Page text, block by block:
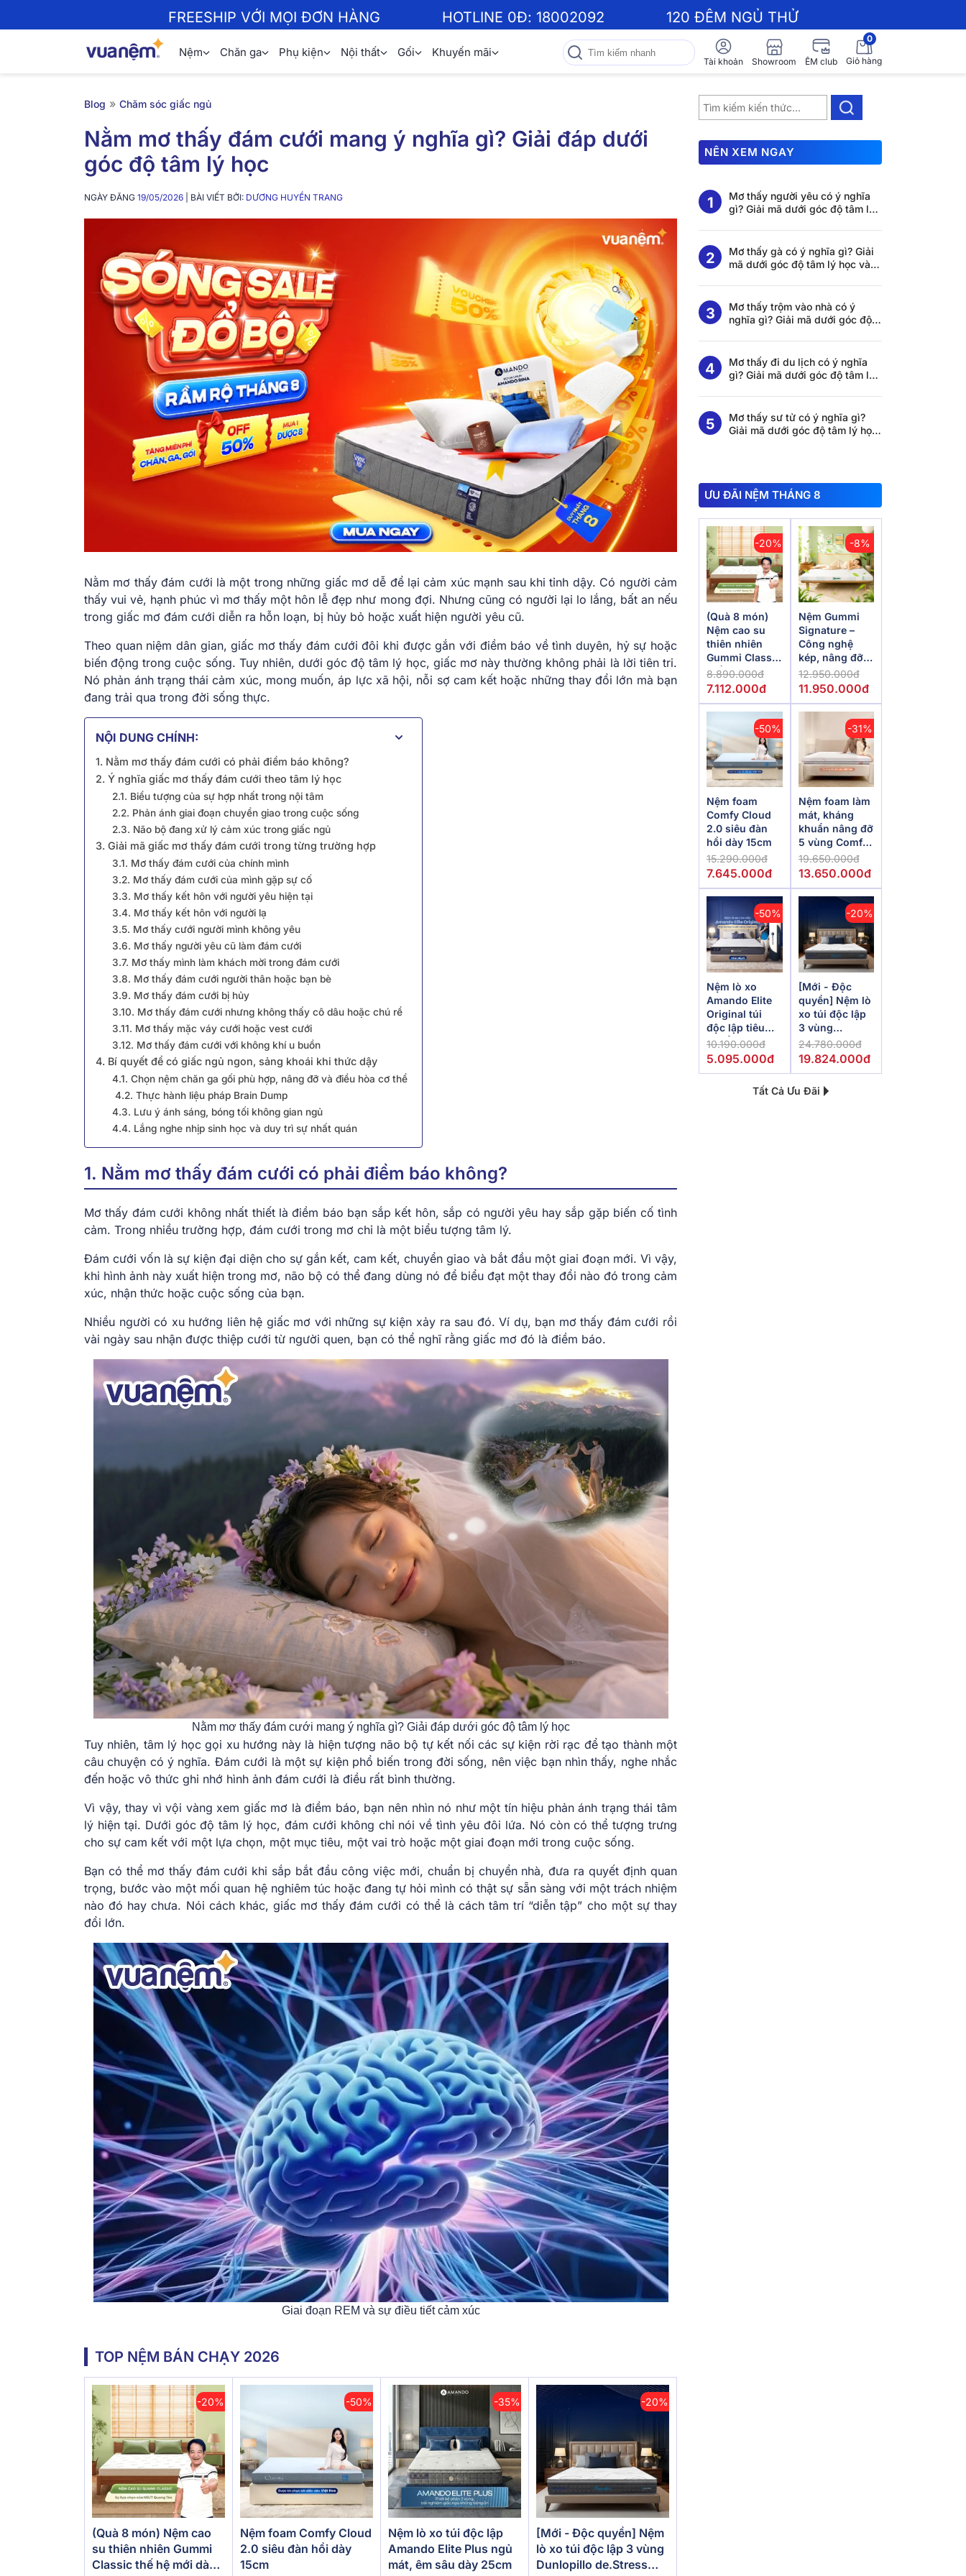
FREESHIP VỚI MỌI ĐƠN HÀNG HOTLINE 0Đ: 18002092 120 ĐÊM NGỦ THỬ
Nệm Chăn ga Phụ kiện Nội thất Gối Khuyến mãi
Tài khoản Showroom ÊM club
0
Giỏ hàng
Blog » Chăm sóc giấc ngủ
Nằm mơ thấy đám cưới mang ý nghĩa gì? Giải đáp dưới
góc độ tâm lý học
NGÀY ĐĂNG 19/05/2026 | BÀI VIẾT BỞI: DƯƠNG HUYỀN TRANG
Nằm mơ thấy đám cưới là một trong những giấc mơ dễ để lại cảm xúc mạnh sau khi tỉnh dậy. Có người cảm
thấy vui vẻ, hạnh phúc vì mơ thấy một hôn lễ đẹp như mong đợi. Nhưng cũng có người lại lo lắng, bất an nếu
trong giấc mơ đám cưới diễn ra hỗn loạn, bị hủy bỏ hoặc xuất hiện người yêu cũ.
Theo quan niệm dân gian, giấc mơ thấy đám cưới đôi khi được gắn với điềm báo về tình duyên, hỷ sự hoặc
biến động trong cuộc sống. Tuy nhiên, dưới góc độ tâm lý học, giấc mơ này thường không phải là lời tiên tri.
Nó phản ánh trạng thái cảm xúc, mong muốn, áp lực xã hội, nỗi sợ cam kết hoặc những thay đổi lớn mà bạn
đang trải qua trong đời sống thực.
NỘI DUNG CHÍNH:
1. Nằm mơ thấy đám cưới có phải điềm báo không?
2. Ý nghĩa giấc mơ thấy đám cưới theo tâm lý học
2.1. Biểu tượng của sự hợp nhất trong nội tâm
2.2. Phản ánh giai đoạn chuyển giao trong cuộc sống
2.3. Não bộ đang xử lý cảm xúc trong giấc ngủ
3. Giải mã giấc mơ thấy đám cưới trong từng trường hợp
3.1. Mơ thấy đám cưới của chính mình
3.2. Mơ thấy đám cưới của mình gặp sự cố
3.3. Mơ thấy kết hôn với người yêu hiện tại
3.4. Mơ thấy kết hôn với người lạ
3.5. Mơ thấy cưới người mình không yêu
3.6. Mơ thấy người yêu cũ làm đám cưới
3.7. Mơ thấy mình làm khách mời trong đám cưới
3.8. Mơ thấy đám cưới người thân hoặc bạn bè
3.9. Mơ thấy đám cưới bị hủy
3.10. Mơ thấy đám cưới nhưng không thấy cô dâu hoặc chú rể
3.11. Mơ thấy mặc váy cưới hoặc vest cưới
3.12. Mơ thấy đám cưới với không khí u buồn
4. Bí quyết để có giấc ngủ ngon, sảng khoái khi thức dậy
4.1. Chọn nệm chăn ga gối phù hợp, nâng đỡ và điều hòa cơ thể
4.2. Thực hành liệu pháp Brain Dump
4.3. Lưu ý ánh sáng, bóng tối không gian ngủ
4.4. Lắng nghe nhịp sinh học và duy trì sự nhất quán
1. Nằm mơ thấy đám cưới có phải điềm báo không?
Mơ thấy đám cưới không nhất thiết là điềm báo bạn sắp kết hôn, sắp có người yêu hay sắp gặp biến cố tình
cảm. Trong nhiều trường hợp, đám cưới trong mơ chỉ là một biểu tượng tâm lý.
Đám cưới vốn là sự kiện đại diện cho sự gắn kết, cam kết, chuyển giao và bắt đầu một giai đoạn mới. Vì vậy,
khi hình ảnh này xuất hiện trong mơ, não bộ có thể đang dùng nó để biểu đạt một thay đổi nào đó trong cảm
xúc, nhận thức hoặc cuộc sống của bạn.
Nhiều người có xu hướng liên hệ giấc mơ với những sự kiện xảy ra sau đó. Ví dụ, bạn mơ thấy đám cưới rồi
vài ngày sau nhận được thiệp cưới từ người quen, bạn có thể nghĩ rằng giấc mơ đó là điềm báo.
Nằm mơ thấy đám cưới mang ý nghĩa gì? Giải đáp dưới góc độ tâm lý học
Tuy nhiên, tâm lý học gọi xu hướng này là hiện tượng não bộ tự kết nối các sự kiện rời rạc để tạo thành một
câu chuyện có ý nghĩa. Đám cưới là một sự kiện phổ biến trong đời sống, nên việc bạn nhìn thấy, nghe nhắc
đến hoặc vô thức ghi nhớ hình ảnh đám cưới là điều rất bình thường.
Vì vậy, thay vì vội vàng xem giấc mơ là điềm báo, bạn nên nhìn nó như một tín hiệu phản ánh trạng thái tâm
lý hiện tại. Dưới góc độ tâm lý học, đám cưới không chỉ nói về tình yêu đôi lứa. Nó còn có thể tượng trưng
cho sự cam kết với một lựa chọn, một mục tiêu, một vai trò hoặc một giai đoạn mới trong cuộc sống.
Bạn có thể mơ thấy đám cưới khi sắp bắt đầu công việc mới, chuẩn bị chuyển nhà, đưa ra quyết định quan
trọng, bước vào một mối quan hệ nghiêm túc hoặc đang tự hỏi mình có thật sự sẵn sàng với một trách nhiệm
nào đó hay chưa. Nói cách khác, giấc mơ thấy đám cưới có thể là cách tâm trí “diễn tập” cho một sự thay
đổi lớn.
Giai đoạn REM và sự điều tiết cảm xúc
TOP NỆM BÁN CHẠY 2026
-20%
(Quà 8 món) Nệm cao
su thiên nhiên Gummi
Classic thế hệ mới dày
-50%
Nệm foam Comfy Cloud
2.0 siêu đàn hồi dày
15cm
-35%
Nệm lò xo túi độc lập
Amando Elite Plus ngủ
mát, êm sâu dày 25cm
-20%
[Mới - Độc quyền] Nệm
lò xo túi độc lập 3 vùng
Dunlopillo de.Stress
NÊN XEM NGAY
Mơ thấy người yêu có ý nghĩa
gì? Giải mã dưới góc độ tâm lý
Mơ thấy gà có ý nghĩa gì? Giải
mã dưới góc độ tâm lý học và
Mơ thấy trộm vào nhà có ý
nghĩa gì? Giải mã dưới góc độ
ngủ
Mơ thấy đi du lịch có ý nghĩa
gì? Giải mã dưới góc độ tâm lý
Mơ thấy sư tử có ý nghĩa gì?
Giải mã dưới góc độ tâm lý học
ƯU ĐÃI NỆM THÁNG 8
-20%
(Quà 8 món)
Nệm cao su
thiên nhiên
Gummi Classic
thế hệ mới dày
5/10/15cm
8.890.000đ
7.112.000đ
-8%
Nệm Gummi
Signature –
Công nghệ
kép, nâng đỡ
vượt trội,
kháng khuẩn
12.950.000đ
11.950.000đ
-50%
Nệm foam
Comfy Cloud
2.0 siêu đàn
hồi dày 15cm
15.290.000đ
7.645.000đ
-31%
Nệm foam làm
mát, kháng
khuẩn nâng đỡ
5 vùng Comfy
Lux 1.0
19.650.000đ
13.650.000đ
-50%
Nệm lò xo
Amando Elite
Original túi
độc lập tiêu
chuẩn khách
sạn 5 sao dày
10.190.000đ
5.095.000đ
-20%
[Mới - Độc
quyền] Nệm lò
xo túi độc lập
3 vùng
Dunlopillo
de.Stress
24.780.000đ
19.824.000đ
Tất Cả Ưu Đãi